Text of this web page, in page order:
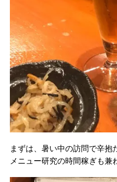
まずは、暑い中の訪問で辛抱
メニュー研究の時間稼ぎも兼